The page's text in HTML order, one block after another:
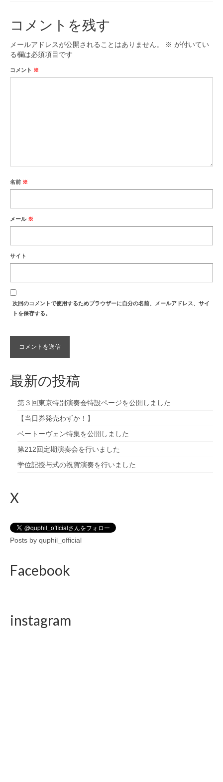
コメントを残す
メールアドレスが公開されることはありません。 ※ が付いてい
る欄は必須項目です
コメント ※
名前 ※
メール ※
サイト
次回のコメントで使用するためブラウザーに自分の名前、メールアドレス、サイ
トを保存する。
最新の投稿
第３回東京特別演奏会特設ページを公開しました
【当日券発売わずか！】
ベートーヴェン特集を公開しました
第212回定期演奏会を行いました
学位記授与式の祝賀演奏を行いました
X
Posts by quphil_official
Facebook
instagram